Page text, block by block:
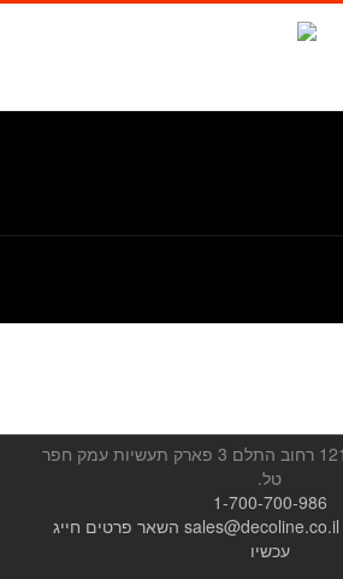
טל.
1-700-700-986
sales@decoline.co.il השאר פרטים חייג
עכשיו